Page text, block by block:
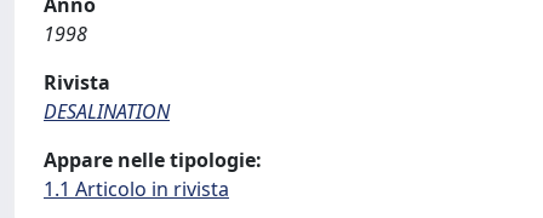
1998
Rivista
DESALINATION
Appare nelle tipologie:
1.1 Articolo in rivista